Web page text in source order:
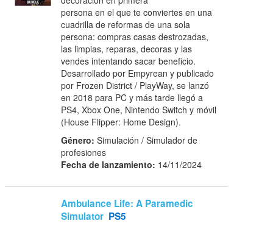
persona en el que te conviertes en una
cuadrilla de reformas de una sola
persona: compras casas destrozadas,
las limpias, reparas, decoras y las
vendes intentando sacar beneficio.
Desarrollado por Empyrean y publicado
por Frozen District / PlayWay, se lanzó
en 2018 para PC y más tarde llegó a
PS4, Xbox One, Nintendo Switch y móvil
(House Flipper: Home Design).
Género: Simulación / Simulador de
profesiones
Fecha de lanzamiento: 14/11/2024
Ambulance Life: A Paramedic
Simulator PS5